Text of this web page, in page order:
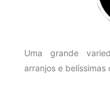
Uma grande
arranjos e belíssimas